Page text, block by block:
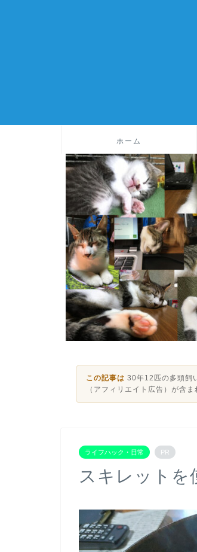
ホーム
この記事は 30年12匹の多頭飼
（アフィリエイト広告）が含ま
ライフハック・日常 PR
スキレットを